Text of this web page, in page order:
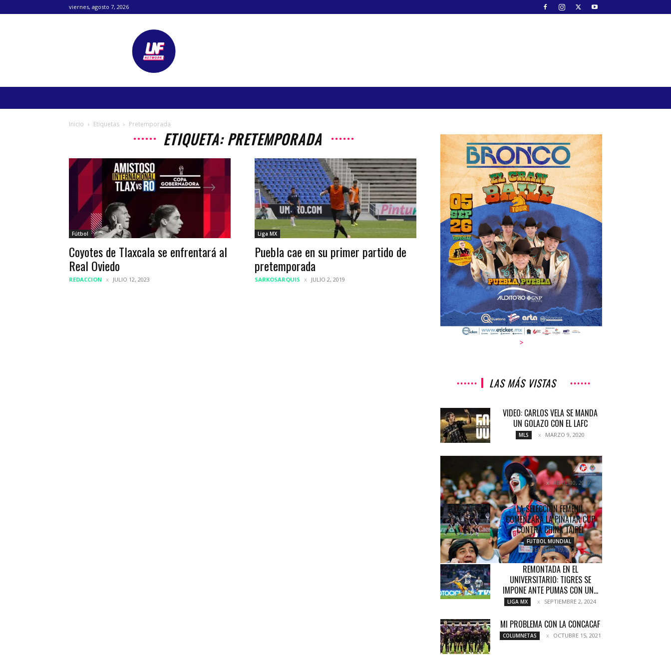
viernes, agosto 7, 2026
Lanetafutbolera
Inicio Etiquetas Pretemporada
ETIQUETA: PRETEMPORADA
Fútbol
Coyotes de Tlaxcala se enfrentará al
Real Oviedo
REDACCION JULIO 12, 2023
Liga MX
Puebla cae en su primer partido de
pretemporada
SARKOSARQUIS JULIO 2, 2019
>
LAS MÁS VISTAS
VIDEO: CARLOS VELA SE MANDA
UN GOLAZO CON EL LAFC
MLS MARZO 9, 2020
LO QUE NO SE VIO DEL CHIVAS VS
PUEBLA
NOTICIAS ABRIL 10, 2017
LA SELECCIÓN FEMENIL
COMENZARÁ LA PINATAR CUP
CONTRA CHINA TAIPÉI
FUTBOL MUNDIAL
FEBRERO 19, 2025
REMONTADA EN EL
UNIVERSITARIO: TIGRES SE
IMPONE ANTE PUMAS CON UN...
LIGA MX SEPTIEMBRE 2, 2024
MI PROBLEMA CON LA CONCACAF
COLUMNETAS OCTUBRE 15, 2021